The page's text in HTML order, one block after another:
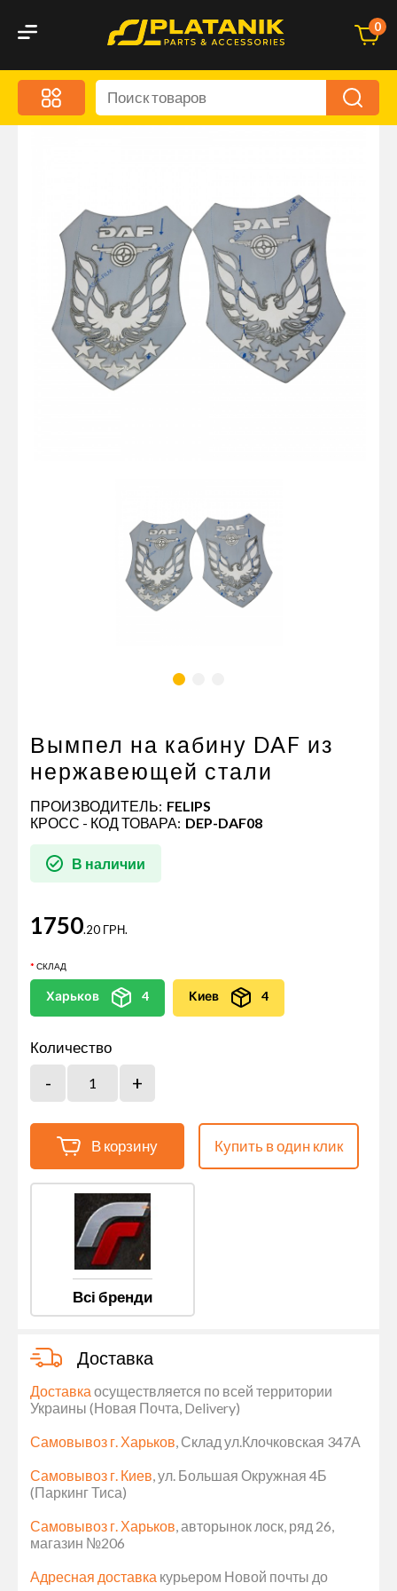
0
Меню
Акционные предложения
Автохимия и уход
Оптика и светотехника
Брызговики
Запчасти кузова и зеркала
Малый коммерческий транспорт
Маркировочные знаки и светоотражатели
Автономное отопление и
кондиционировани
Стяжные ремни и тросы
Вымпел на кабину DAF из
нержавеющей стали
ПРОИЗВОДИТЕЛЬ: FELIPS
КРОСС - КОД ТОВАРА: DEP-DAF08
В наличии
1750.20 ГРН.
СКЛАД
Харьков 4 Киев 4
Количество
В корзину Купить в один клик
Всі бренди
Доставка
Доставка осуществляется по всей территории
Украины (Новая Почта, Delivery)
Самовывоз г. Харьков, Склад ул.Клочковская 347А
Самовывоз г. Киев, ул. Большая Окружная 4Б
(Паркинг Тиса)
Самовывоз г. Харьков, авторынок лоск, ряд 26,
магазин №206
Адресная доставка курьером Новой почты до